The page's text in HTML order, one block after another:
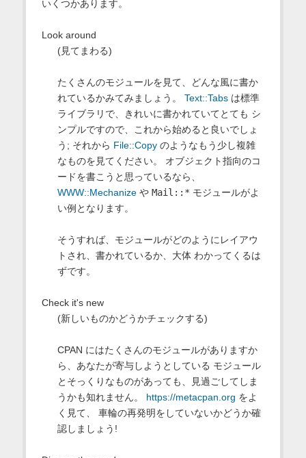
いくつかあります。
Look around
(見てまわる)
たくさんのモジュールを見て、どんな風に書か
れているかみてみましょう。 Text::Tabsは標準
ライブラリで、きれいに書かれていてとても シ
ンプルですので、これから始めると良いでしょ
う; それから File::Copyのようなもう少し複雑
なものを見てください。 オブジェクト指向のコ
ードを書こうと思っているなら、
WWW::Mechanizeや Mail::* モジュールがよ
い例となります。
そうすれば、モジュールがどのようにレイアウ
トされ、書かれているか、大体 わかってくるは
ずです。
Check it's new
(新しいものかどうかチェックする)
CPAN にはたくさんのモジュールがありますか
ら、あなたが寄与しようとしている モジュール
とそっくりなものがあっても、見過ごしてしま
うかも知れません。 https://metacpan.org をよ
く見て、 車輪の再発明をしていないかどうか確
認しましょう!